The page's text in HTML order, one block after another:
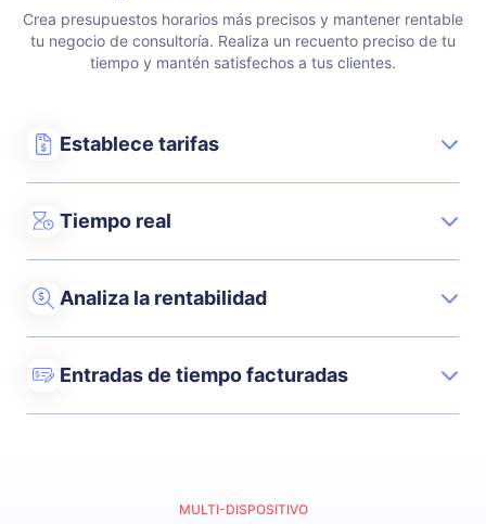
Crea presupuestos horarios más precisos y mantener rentable
tu negocio de consultoría. Realiza un recuento preciso de tu
tiempo y mantén satisfechos a tus clientes.
Establece tarifas
Tiempo real
Analiza la rentabilidad
Entradas de tiempo facturadas
MULTI-DISPOSITIVO